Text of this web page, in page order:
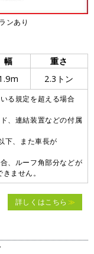
ンあり
幅
重さ
2.3トン
る規定を超える場合
、連結装置などの付属
下、また車長が
、ルーフ角部分などが
ません。
詳しくはこちら